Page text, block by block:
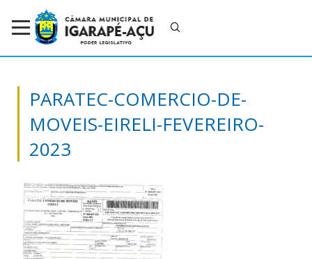
PARATEC-COMERCIO-DE-
MOVEIS-EIRELI-FEVEREIRO-
2023